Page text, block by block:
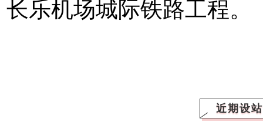
长乐机场城际铁路工程。
近期设